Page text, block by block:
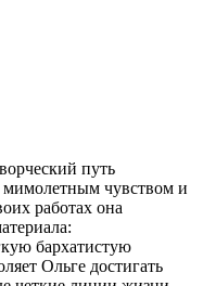
путь
чувством и
работах она
бархатистую
Ольге достигать